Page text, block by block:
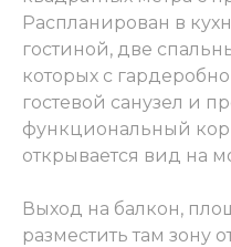
Распланирован в
гостиной, две
которых с
гостевой санузел и
функциональный
открывается вид на
Выход на балкон,
разместить там зону
Главное преимущество
огромный балкон с
Чёрное море и горы,
позволяет разместить
функциональных зон. Зона
столиком — для
море. Летняя столовая с
столом и стульями для